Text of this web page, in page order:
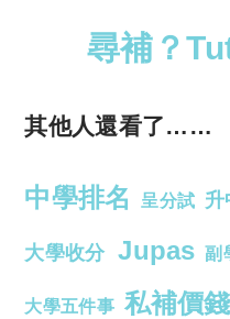
尋補？
其他人還看了……
中學排名 呈分試 升
大學收分 Jupas 副
大學五件事 私補價錢